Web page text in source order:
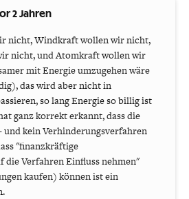
2 Jahren
nicht, Windkraft wollen wir nicht,
nicht, und Atomkraft wollen wir
mit Energie umzugehen wäre
das wird aber nicht in
so lang Energie so billig ist
ganz korrekt erkannt, dass die
und kein Verhinderungsverfahren
"finanzkräftige
die Verfahren Einfluss nehmen"
kaufen) können ist ein